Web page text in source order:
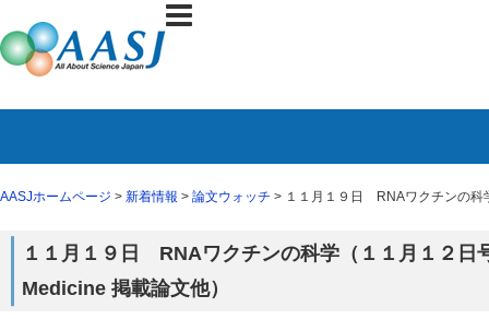
AASJホームページ > 新着情報 > 論文ウォッチ > １１月１９日 RNAワクチンの科
１１月１９日 RNAワクチンの科学（１１月１２
Medicine 掲載論文他）